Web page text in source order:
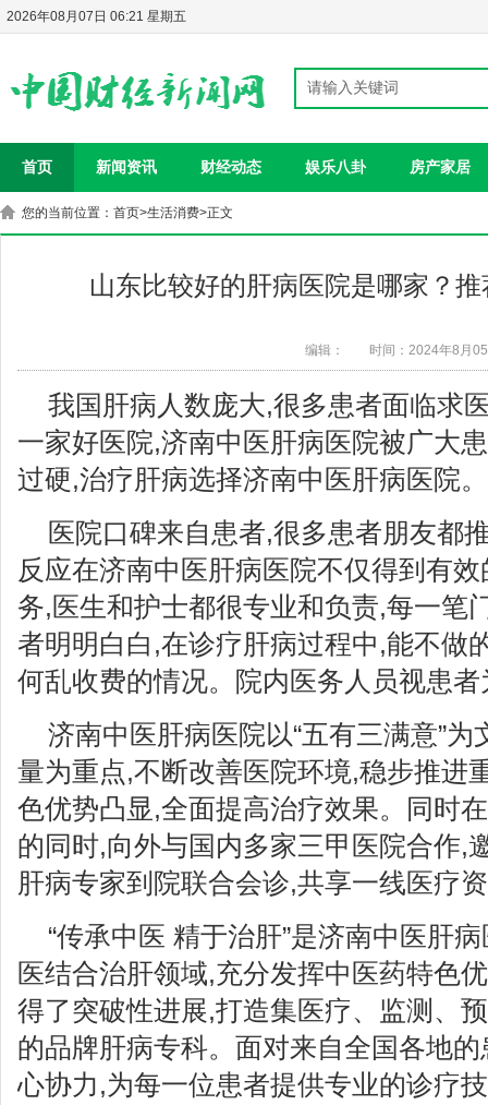
2026年08月07日 06:21 星期五
首页 新闻资讯 财经动态 娱乐八卦 房产家居
您的当前位置： 首页>生活消费>正文
山东比较好的肝病医院是哪家？
编辑： 时间：2024年8月
我国肝病人数庞大,很多患者面临求
一家好医院,济南中医肝病医院被广大
过硬,治疗肝病选择济南中医肝病医院。
医院口碑来自患者,很多患者朋友都
反应在济南中医肝病医院不仅得到有
务,医生和护士都很专业和负责,每一笔
者明明白白,在诊疗肝病过程中,能不做
何乱收费的情况。院内医务人员视患
济南中医肝病医院以“五有三满意”
量为重点,不断改善医院环境,稳步推进
色优势凸显,全面提高治疗效果。同时
的同时,向外与国内多家三甲医院合作,
肝病专家到院联合会诊,共享一线医疗
“传承中医 精于治肝”是济南中医肝
医结合治肝领域,充分发挥中医药特色
得了突破性进展,打造集医疗、监测、
的品牌肝病专科。面对来自全国各地
心协力,为每一位患者提供专业的诊疗